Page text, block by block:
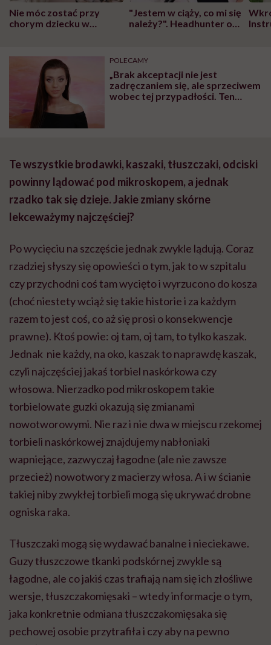
Nie móc zostać przy
chorym dziecku w
może chyba tylko
głupota i brak
wyobraźni"
"Jestem w ciąży, co mi się
należy?". Headhunter o
pracy
POLECAMY
„Brak akceptacji nie jest
zadręczaniem się, ale sprzeciwem
wobec tej przypadłości. Ten
Te wszystkie brodawki, kaszaki, tłuszczaki, odciski
powinny lądować pod mikroskopem, a jednak
rzadko tak się dzieje. Jakie zmiany skórne
lekceważymy najczęściej?
Po wycięciu na szczęście jednak zwykle lądują. Coraz
rzadziej słyszy się opowieści o tym, jak to w szpitalu
czy przychodni coś tam wycięto i wyrzucono do kosza
(choć niestety wciąż się takie historie i za każdym
razem to jest coś, co aż się prosi o konsekwencje
prawne). Ktoś powie: oj tam, oj tam, to tylko kaszak.
Jednak nie każdy, na oko, kaszak to naprawdę kaszak,
czyli najczęściej jakaś torbiel naskórkowa czy
włosowa. Nierzadko pod mikroskopem takie
torbielowate guzki okazują się zmianami
nowotworowymi. Nie raz i nie dwa w miejscu rzekomej
torbieli naskórkowej znajdujemy nabłoniaki
wapniejące, zazwyczaj łagodne (ale nie zawsze
przecież) nowotwory z macierzy włosa. A i w ścianie
takiej niby zwykłej torbieli mogą się ukrywać drobne
ogniska raka.
Tłuszczaki mogą się wydawać banalne i nieciekawe.
Guzy tłuszczowe tkanki podskórnej zwykle są
łagodne, ale co jakiś czas trafiają nam się ich złośliwe
wersje, tłuszczakomięsaki – wtedy informacje o tym,
jaka konkretnie odmiana tłuszczakomięsaka się
pechowej osobie przytrafiła i czy aby na pewno